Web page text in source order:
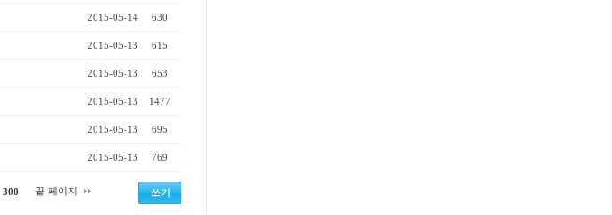
2015-05-14 630
2015-05-13 615
2015-05-13 653
2015-05-13 1477
2015-05-13 695
2015-05-13 769
쓰기
300 끝 페이지